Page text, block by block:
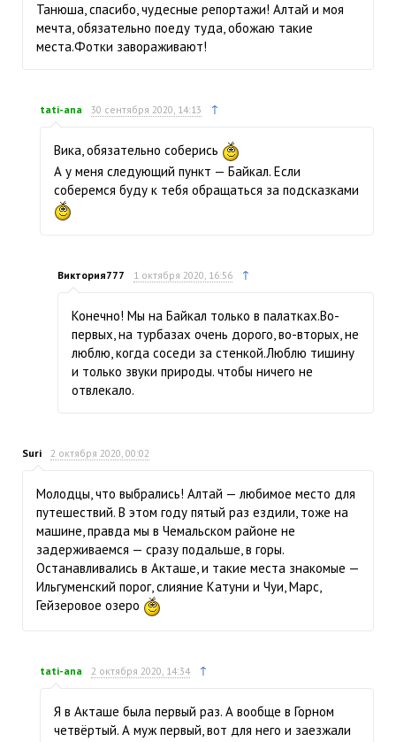
Танюша, спасибо, чудесные репортажи! Алтай и моя
мечта, обязательно поеду туда, обожаю такие
места.Фотки завораживают!
tati-ana 30 сентября 2020, 14:13 ↑
Вика, обязательно соберись
А у меня следующий пункт — Байкал. Если
соберемся буду к тебя обращаться за подсказками
Виктория777 1 октября 2020, 16:56 ↑
Конечно! Мы на Байкал только в палатках.Во-
первых, на турбазах очень дорого, во-вторых, не
люблю, когда соседи за стенкой.Люблю тишину
и только звуки природы. чтобы ничего не
отвлекало.
Suri 2 октября 2020, 00:02
Молодцы, что выбрались! Алтай — любимое место для
путешествий. В этом году пятый раз ездили, тоже на
машине, правда мы в Чемальском районе не
задерживаемся — сразу подальше, в горы.
Останавливались в Акташе, и такие места знакомые —
Ильгуменский порог, слияние Катуни и Чуи, Марс,
Гейзеровое озеро
tati-ana 2 октября 2020, 14:34 ↑
Я в Акташе была первый раз. А вообще в Горном
четвёртый. А муж первый, вот для него и заезжали